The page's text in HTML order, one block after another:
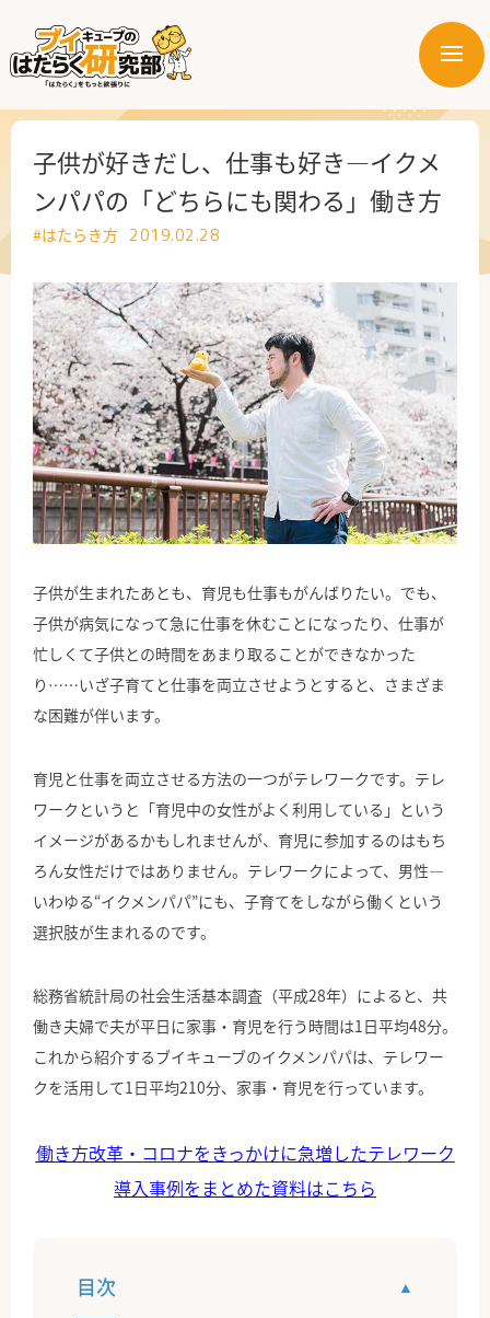
メ
ー
はたらく部署
はたらく課題
公式X
公式Facebook
子供が好きだし、仕事も好き―イクメ
ンパパの「どちらにも関わる」働き方
#はたらき方 2019.02.28
子供が生まれたあとも、育児も仕事もがんばりたい。でも、
子供が病気になって急に仕事を休むことになったり、仕事が
忙しくて子供との時間をあまり取ることができなかった
り……いざ子育てと仕事を両立させようとすると、さまざま
な困難が伴います。
育児と仕事を両立させる方法の一つがテレワークです。テレ
ワークというと「育児中の女性がよく利用している」という
イメージがあるかもしれませんが、育児に参加するのはもち
ろん女性だけではありません。テレワークによって、男性―
いわゆる“イクメンパパ”にも、子育てをしながら働くという
選択肢が生まれるのです。
総務省統計局の社会生活基本調査（平成28年）によると、共
働き夫婦で夫が平日に家事・育児を行う時間は1日平均48分。
これから紹介するブイキューブのイクメンパパは、テレワー
クを活用して1日平均210分、家事・育児を行っています。
働き方改革・コロナをきっかけに急増したテレワーク
導入事例をまとめた資料はこちら
目次